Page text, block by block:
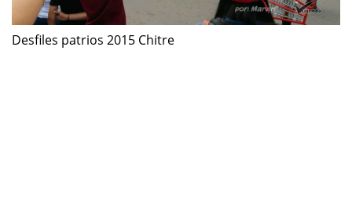
Desfiles patrios 2015 Chitre